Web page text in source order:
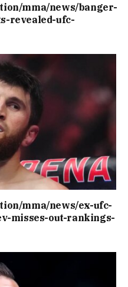
mma/news/banger-
revealed-ufc-
mma/news/ex-ufc-
misses-out-rankings-